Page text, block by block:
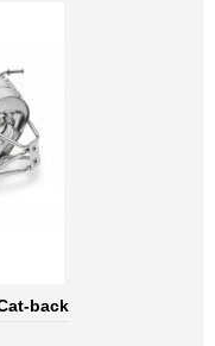
back